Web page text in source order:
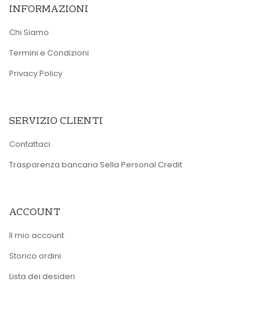
INFORMAZIONI
Chi Siamo
Termini e Condizioni
Privacy Policy
SERVIZIO CLIENTI
Contattaci
Trasparenza bancaria Sella Personal Credit
ACCOUNT
Il mio account
Storico ordini
Lista dei desideri